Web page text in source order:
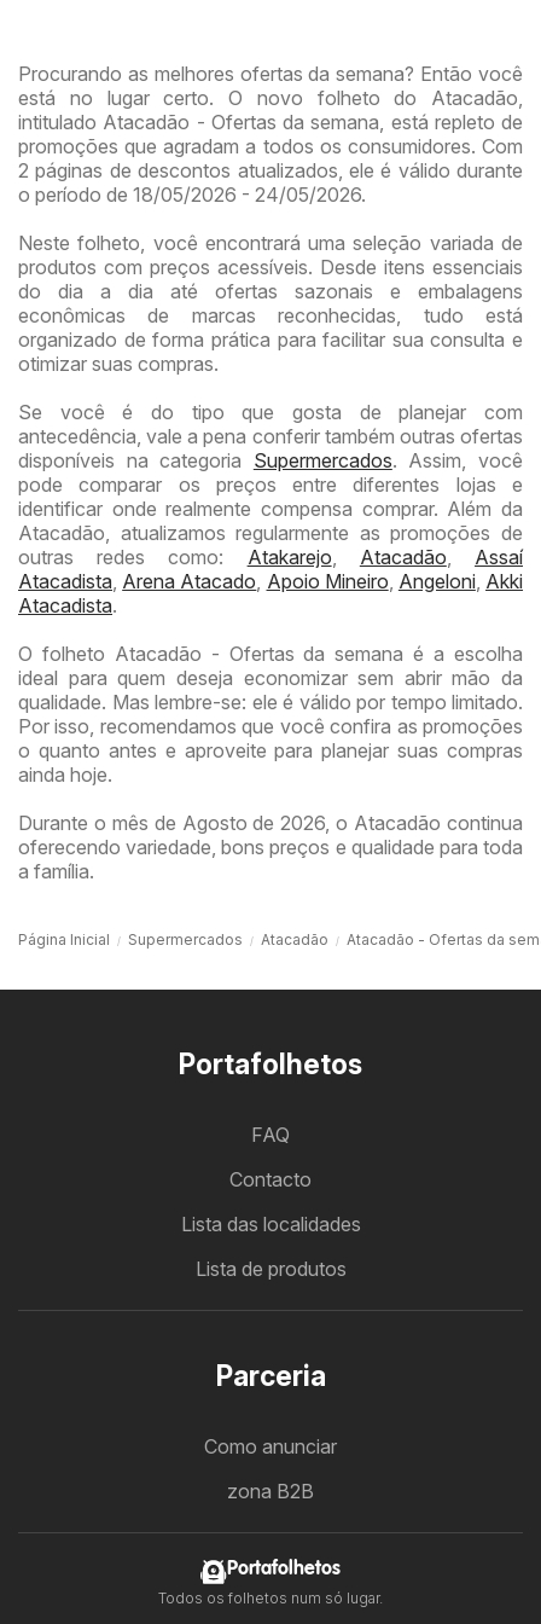
Procurando as melhores ofertas da semana? Então você
está no lugar certo. O novo folheto do Atacadão,
intitulado Atacadão - Ofertas da semana, está repleto de
promoções que agradam a todos os consumidores. Com
2 páginas de descontos atualizados, ele é válido durante
o período de 18/05/2026 - 24/05/2026.
Neste folheto, você encontrará uma seleção variada de
produtos com preços acessíveis. Desde itens essenciais
do dia a dia até ofertas sazonais e embalagens
econômicas de marcas reconhecidas, tudo está
organizado de forma prática para facilitar sua consulta e
otimizar suas compras.
Se você é do tipo que gosta de planejar com
antecedência, vale a pena conferir também outras ofertas
disponíveis na categoria Supermercados. Assim, você
pode comparar os preços entre diferentes lojas e
identificar onde realmente compensa comprar. Além da
Atacadão, atualizamos regularmente as promoções de
outras redes como: Atakarejo, Atacadão, Assaí
Atacadista, Arena Atacado, Apoio Mineiro, Angeloni, Akki
Atacadista.
O folheto Atacadão - Ofertas da semana é a escolha
ideal para quem deseja economizar sem abrir mão da
qualidade. Mas lembre-se: ele é válido por tempo limitado.
Por isso, recomendamos que você confira as promoções
o quanto antes e aproveite para planejar suas compras
ainda hoje.
Durante o mês de Agosto de 2026, o Atacadão continua
oferecendo variedade, bons preços e qualidade para toda
a família.
Página Inicial Supermercados Atacadão Atacadão - Ofertas da
Portafolhetos
FAQ
Contacto
Lista das localidades
Lista de produtos
Parceria
Como anunciar
zona B2B
Portafolhetos
Todos os folhetos num só lugar.